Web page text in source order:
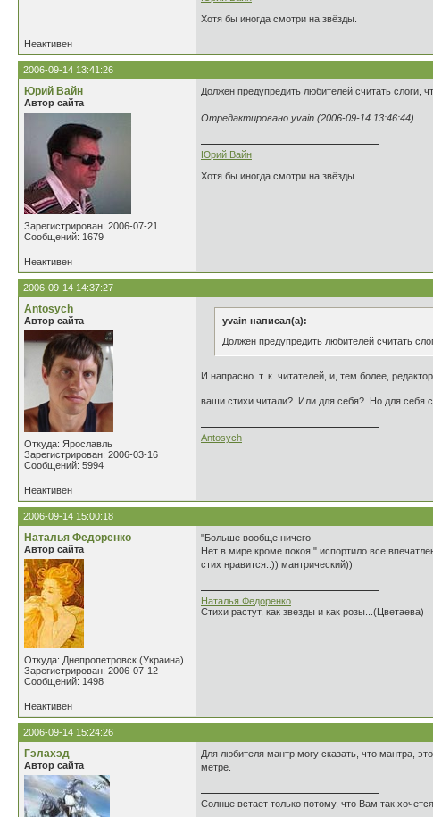
Хотя бы иногда смотри на звёзды.
Неактивен
2006-09-14 13:41:26
Юрий Вайн
Автор сайта
Зарегистрирован: 2006-07-21
Сообщений: 1679
Должен предупредить любителей считать слоги,
Отредактировано yvain (2006-09-14 13:46:44)
Юрий Вайн
Хотя бы иногда смотри на звёзды.
Неактивен
2006-09-14 14:37:27
Antosych
Автор сайта
Откуда: Ярославль
Зарегистрирован: 2006-03-16
Сообщений: 5994
yvain написал(а):
Должен предупредить любителей считать
И напрасно. т. к. читателей, и, тем более,
ваши стихи читали? Или для себя? Но для себя
Antosych
Неактивен
2006-09-14 15:00:18
Наталья Федоренко
Автор сайта
Откуда: Днепропетровск (Украина)
Зарегистрирован: 2006-07-12
Сообщений: 1498
"Больше вообще ничего
Нет в мире кроме покоя." испортило все
стих нравится..)) мантрический))
Наталья Федоренко
Стихи растут, как звезды и как розы...(Цветаева)
Неактивен
2006-09-14 15:24:26
Гэлахэд
Автор сайта
Для любителя мантр могу сказать, что мантра,
метре.
Солнце встает только потому, что Вам так хочется.